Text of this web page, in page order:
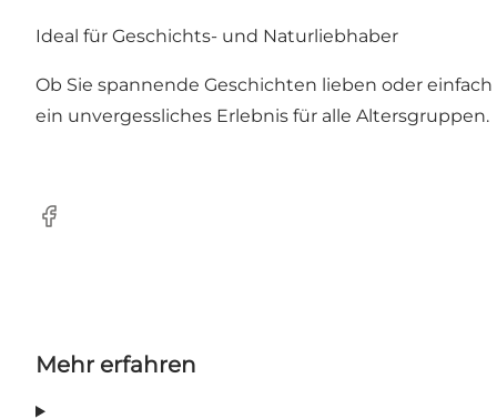
Ideal für Geschichts- und Naturliebhaber
Ob Sie spannende Geschichten lieben oder
ein unvergessliches Erlebnis für alle Altersgruppen.
Facebook
Mehr erfahren